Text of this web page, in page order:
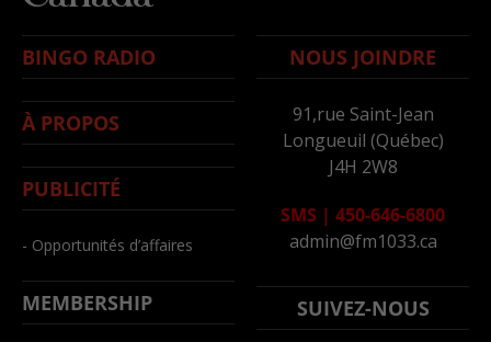
BINGO RADIO
À PROPOS
PUBLICITÉ
- Opportunités d’affaires
MEMBERSHIP
NOUS JOINDRE
91,rue Saint-Jean
Longueuil (Québec)
J4H 2W8
SMS | 450-646-6800
admin@fm1033.ca
SUIVEZ-NOUS